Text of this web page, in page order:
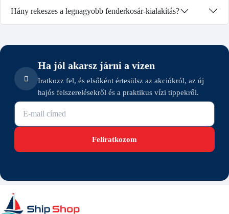
Hány rekeszes a legnagyobb fenderkosár-kialakítás?
Ha jól akarsz járni a vízen
Iratkozz fel, és elsőként értesülsz az akciókról, az új
hajós felszerelésekről és a praktikus vízi tippekről.
E-mail cím
Feliratkozom